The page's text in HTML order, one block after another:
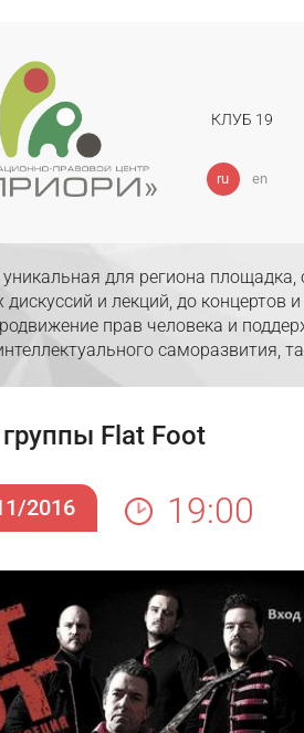
КЛУБ 19
ru en
для региона
и лекций, до концертов
прав человека и
саморазвития,
Flat Foot
2016 19:00